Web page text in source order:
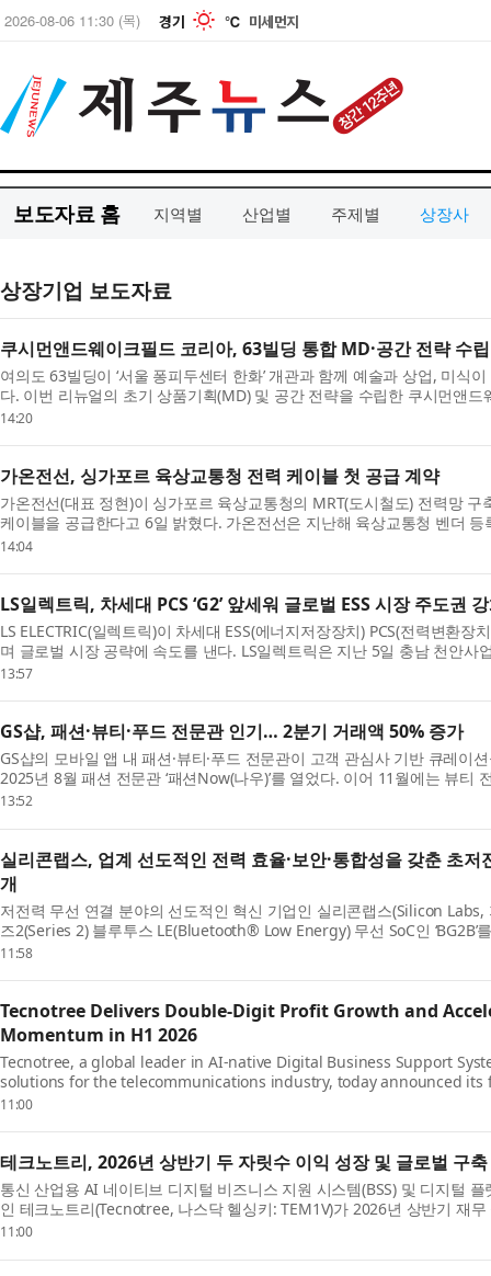
보도자료 홈 지역별 산업별 주제별 상장사
상장기업 보도자료
쿠시먼앤드웨이크필드 코리아, 63빌딩 통합 MD·공간 전략 수
여의도 63빌딩이 ‘서울 퐁피두센터 한화’ 개관과 함께 예술과 상업, 미식
다. 이번 리뉴얼의 초기 상품기획(MD) 및 공간 전략을 수립한 쿠시먼앤
Wakefield Korea)가 컨설팅 당시의 설계 원칙과 ...
14:20
가온전선, 싱가포르 육상교통청 전력 케이블 첫 공급 계약
가온전선(대표 정현)이 싱가포르 육상교통청의 MRT(도시철도) 전력망
케이블을 공급한다고 6일 밝혔다. 가온전선은 지난해 육상교통청 벤더
비롯한 공공 배전 프로젝트 수주 확대를 ...
14:04
LS일렉트릭, 차세대 PCS ‘G2’ 앞세워 글로벌 ESS 시장 주도권
LS ELECTRIC(일렉트릭)이 차세대 ESS(에너지저장장치) PCS(전력변환장
며 글로벌 시장 공략에 속도를 낸다. LS일렉트릭은 지난 5일 충남 천안사
한 임직원 및 관계자들이 참석한 가운데 ‘...
13:57
GS샵, 패션·뷰티·푸드 전문관 인기… 2분기 거래액 50% 증가
GS샵의 모바일 앱 내 패션·뷰티·푸드 전문관이 고객 관심사 기반 큐레이
2025년 8월 패션 전문관 ‘패션Now(나우)’를 열었다. 이어 11월에는 뷰티
는 발견’을 추가로 열며 3개 전문관 체제를...
13:52
실리콘랩스, 업계 선도적인 전력 효율·보안·통합성을 갖춘 초저
개
저전력 무선 연결 분야의 선도적인 혁신 기업인 실리콘랩스(Silicon
즈2(Series 2) 블루투스 LE(Bluetooth® Low Energy) 무선 SoC인 ‘BG2B’
전력 효율, 보안 및 통합성을 제공함으로...
11:58
Tecnotree Delivers Double-Digit Profit Growth and
Momentum in H1 2026
Tecnotree, a global leader in AI-native Digital Business Support
solutions for the telecommunications industry, today announced
2026. The company delivered growth acros...
11:00
테크노트리, 2026년 상반기 두 자릿수 이익 성장 및 글로벌 구
통신 산업용 AI 네이티브 디지털 비즈니스 지원 시스템(BSS) 및 디지털
인 테크노트리(Tecnotree, 나스닥 헬싱키: TEM1V)가 2026년 상반기 재
주요 재무 지표에서 성장과 함께 영업이익...
11:00